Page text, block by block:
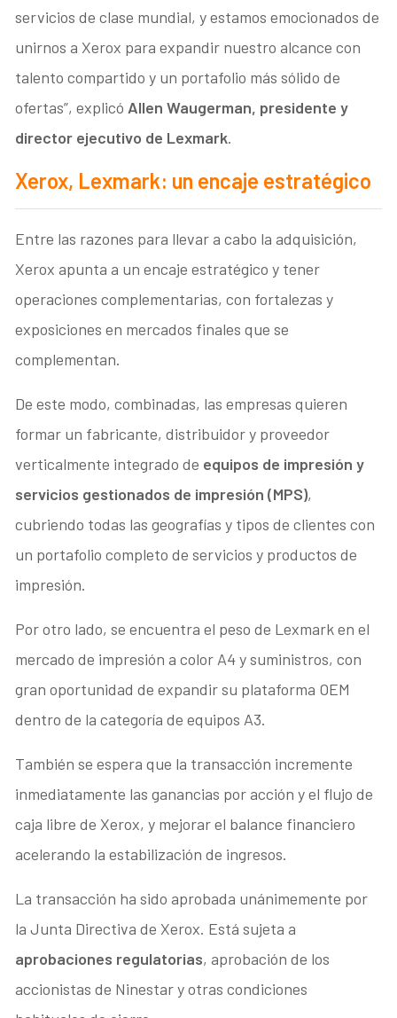
servicios de clase mundial, y estamos emocionados de
unirnos a Xerox para expandir nuestro alcance con
talento compartido y un portafolio más sólido de
ofertas”, explicó Allen Waugerman, presidente y
director ejecutivo de Lexmark.
Xerox, Lexmark: un encaje estratégico
Entre las razones para llevar a cabo la adquisición,
Xerox apunta a un encaje estratégico y tener
operaciones complementarias, con fortalezas y
exposiciones en mercados finales que se
complementan.
De este modo, combinadas, las empresas quieren
formar un fabricante, distribuidor y proveedor
verticalmente integrado de equipos de impresión y
servicios gestionados de impresión (MPS),
cubriendo todas las geografías y tipos de clientes con
un portafolio completo de servicios y productos de
impresión.
Por otro lado, se encuentra el peso de Lexmark en el
mercado de impresión a color A4 y suministros, con
gran oportunidad de expandir su plataforma OEM
dentro de la categoría de equipos A3.
También se espera que la transacción incremente
inmediatamente las ganancias por acción y el flujo de
caja libre de Xerox, y mejorar el balance financiero
acelerando la estabilización de ingresos.
La transacción ha sido aprobada unánimemente por
la Junta Directiva de Xerox. Está sujeta a
aprobaciones regulatorias, aprobación de los
accionistas de Ninestar y otras condiciones